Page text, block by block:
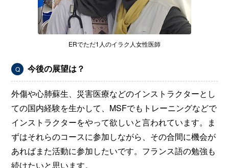
ERでただ1人のイラク人女性医師
Q 今後の展望は？
外傷や心肺蘇生、災害医療などのインストラクターとし
ての国内経験を生かして、MSFでもトレーニングなどで
インストラクターをやって欲しいと言われています。ま
ずはそれらのコースに参加しながら、その合間に機会が
あればまた活動に参加したいです。フランス語の勉強も
続けたいと思います。